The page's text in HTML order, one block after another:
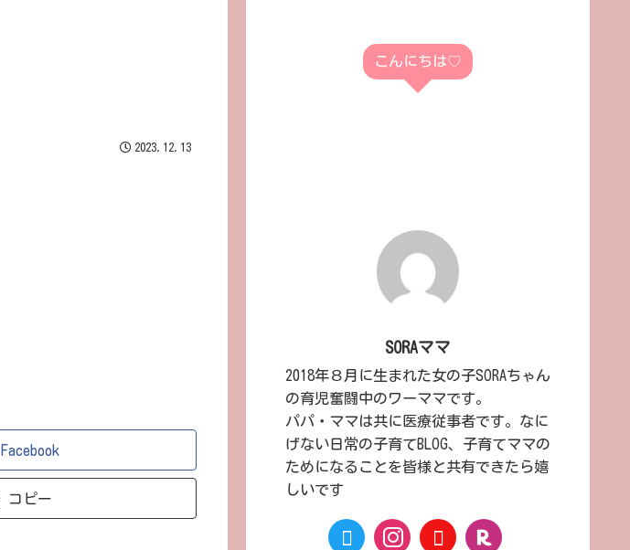
2023.12.13
Facebook
コピー
こんにちは♡
SORAママ
2018年８月に生まれた女の子SORAちゃん
の育児奮闘中のワーママです。
パパ・ママは共に医療従事者です。なに
げない日常の子育てBLOG、子育てママの
ためになることを皆様と共有できたら嬉
しいです